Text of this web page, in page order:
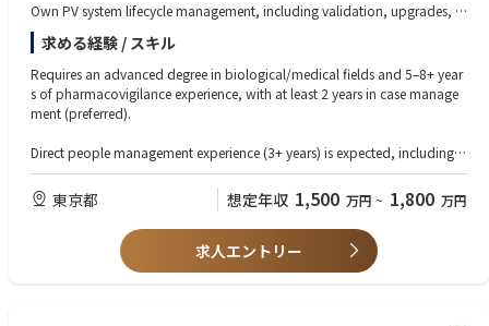
◆業界動向と自社事業の特徴
当社は、リレー、スイッチ、センサー、コネクタ等の電子部品を通じて、
産業機器・社会インフラ・各種電子機器の安全性・信頼性を支えていま
す。
電子部品は顧客製品の品質・安全・安定稼働を支える重要な部品であり、
各国の安全規格・法令に適合した製品を提供し続けることが、事業継続と
顧客信頼の基盤となります。今後は、製品の安全性・法令遵守を確実に守
るだけでなく、法令・規格の変化を早期に捉え、製品開発や事業戦略にも
活かすことで、電子部品事業の競争力向上に貢献していきます。
・関係者と建設的に議論しながら、合意形成を進められる方
・個別最適ではなく、組織全体にとってより良い業務プロセスを考えられ
る方
・専門性を高めながら、チームで成果を出すことにやりがいを感じられる
方
・Microsoft Office（Excel、PowerPoint、Word、Outlook、Teams）
・社内データベース、認証情報管理システム
・認証機関・規格団体等のWebシステム
・規格文書、認証書、試験レポート等の管理ツール
・必要に応じて生成AI、業務効率化ツール等
Own PV system lifecycle management, including validation, upgrades, c
hange control, data integrity, inspection readiness, and technical owners
hip of safety data migration/transfer.
Manage PV vendors end-to-end—selection, onboarding, oversight, perfo
rmance monitoring (KPIs/SLAs), escalation handling, and outsourcing b
udget/resource planning.
Drive operational excellence by optimizing PV workflows using technolo
gy tools (e.g., AI/automation), ensuring timely and compliant ICSR repor
ting, and supporting audits/inspections with CAPA implementation.
Provide leadership for a team of system and vendor management profes
sionals, mentor and develop talent, and collaborate cross-functionally
求める経験 / スキル
Requires an advanced degree in biological/medical fields and 5–8+ year
s of pharmacovigilance experience, with at least 2 years in case manage
ment (preferred).
Direct people management experience (3+ years) is expected, including le
ading and developing a PV systems/vendor management team.
Strong hands-on knowledge of PV systems (e.g., safety databases/tools)
and vendor management capabilities are essential.
Must have in-depth understanding of PV regulations and guidelines (e.g.,
東京都 想定年収 1,500 万円 ~ 1,800 万円
求人エントリー